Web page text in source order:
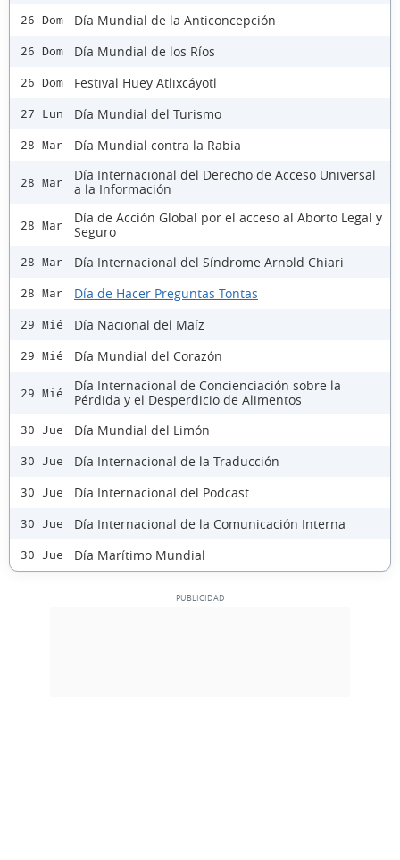
26 Dom Día Mundial de la Anticoncepción
26 Dom Día Mundial de los Ríos
26 Dom Festival Huey Atlixcáyotl
27 Lun Día Mundial del Turismo
28 Mar Día Mundial contra la Rabia
28 Mar
Día Internacional del Derecho de Acceso Universal
a la Información
28 Mar
Día de Acción Global por el acceso al Aborto Legal y
Seguro
28 Mar Día Internacional del Síndrome Arnold Chiari
28 Mar Día de Hacer Preguntas Tontas
29 Mié Día Nacional del Maíz
29 Mié Día Mundial del Corazón
29 Mié
Día Internacional de Concienciación sobre la
Pérdida y el Desperdicio de Alimentos
30 Jue Día Mundial del Limón
30 Jue Día Internacional de la Traducción
30 Jue Día Internacional del Podcast
30 Jue Día Internacional de la Comunicación Interna
30 Jue Día Marítimo Mundial